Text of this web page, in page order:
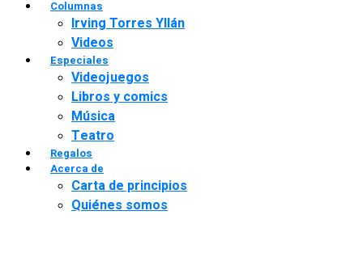
Columnas
Irving Torres Yllán
Videos
Especiales
Videojuegos
Libros y comics
Música
Teatro
Regalos
Acerca de
Carta de principios
Quiénes somos